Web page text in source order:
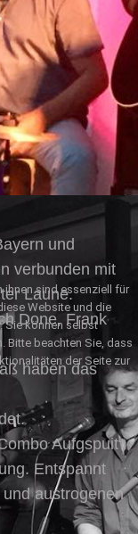
und
verbunden mit
Laune.
Done, Frank
haben das
Aufgspuit“
Entspannt
austrogenen
ihnen sind essenziell für
Website und die
Sie können selbst
Bitte beachten Sie, dass
der Seite zur